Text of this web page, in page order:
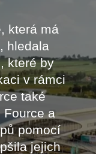
která má
hledala
které by
v rámci
také
Fource a
pomocí
jejich